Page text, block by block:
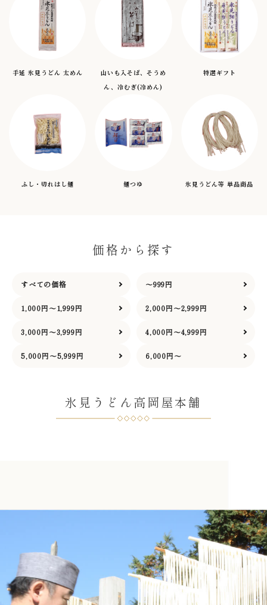
手延 氷見うどん 太めん
山いも入そば、そうめ
ん、冷むぎ(冷めん)
特選ギフト
ふし・切れはし麺 麺つゆ 氷見うどん等 単品商品
価格から探す
すべての価格 ～999円
1,000円～1,999円 2,000円～2,999円
3,000円～3,999円 4,000円～4,999円
5,000円～5,999円 6,000円～
氷見うどん高岡屋本舗